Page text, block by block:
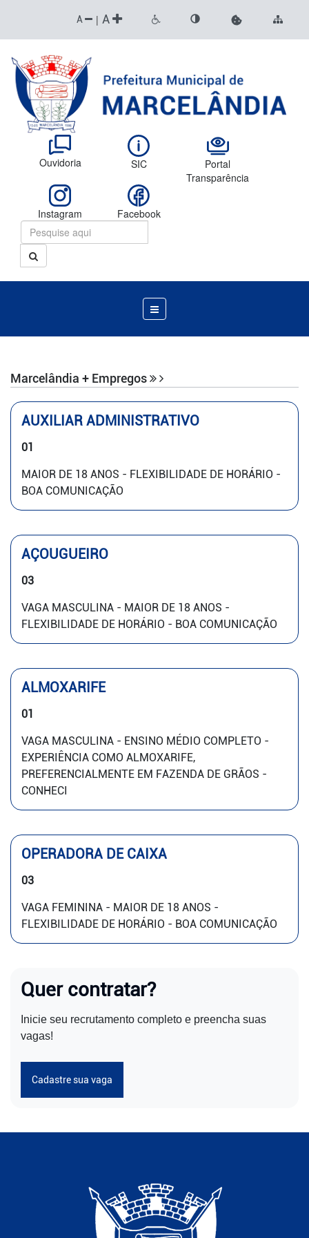
A | A
Ouvidoria SIC
Portal
Transparência
Instagram Facebook
Menu
de
Navegação
Marcelândia + Empregos
AUXILIAR ADMINISTRATIVO
01
MAIOR DE 18 ANOS - FLEXIBILIDADE DE HORÁRIO -
BOA COMUNICAÇÃO
AÇOUGUEIRO
03
VAGA MASCULINA - MAIOR DE 18 ANOS -
FLEXIBILIDADE DE HORÁRIO - BOA COMUNICAÇÃO
ALMOXARIFE
01
VAGA MASCULINA - ENSINO MÉDIO COMPLETO -
EXPERIÊNCIA COMO ALMOXARIFE,
PREFERENCIALMENTE EM FAZENDA DE GRÃOS -
CONHECI
OPERADORA DE CAIXA
03
VAGA FEMININA - MAIOR DE 18 ANOS -
FLEXIBILIDADE DE HORÁRIO - BOA COMUNICAÇÃO
Quer contratar?
Inicie seu recrutamento completo e preencha suas
vagas!
Cadastre sua vaga